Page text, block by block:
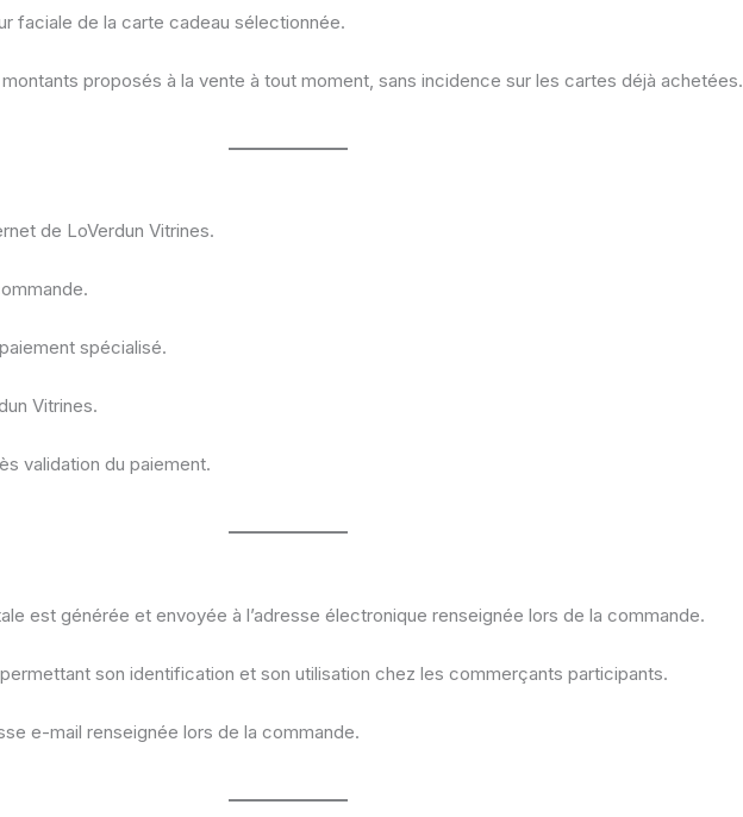
faciale de la carte cadeau sélectionnée.
proposés à la vente à tout moment, sans incidence sur les cartes déjà achetées.
de LoVerdun Vitrines.
spécialisé.
Vitrines.
validation du paiement.
est générée et envoyée à l’adresse électronique renseignée lors de la commande.
son identification et son utilisation chez les commerçants participants.
e-mail renseignée lors de la commande.